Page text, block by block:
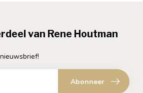
van Rene Houtman
Abonneer